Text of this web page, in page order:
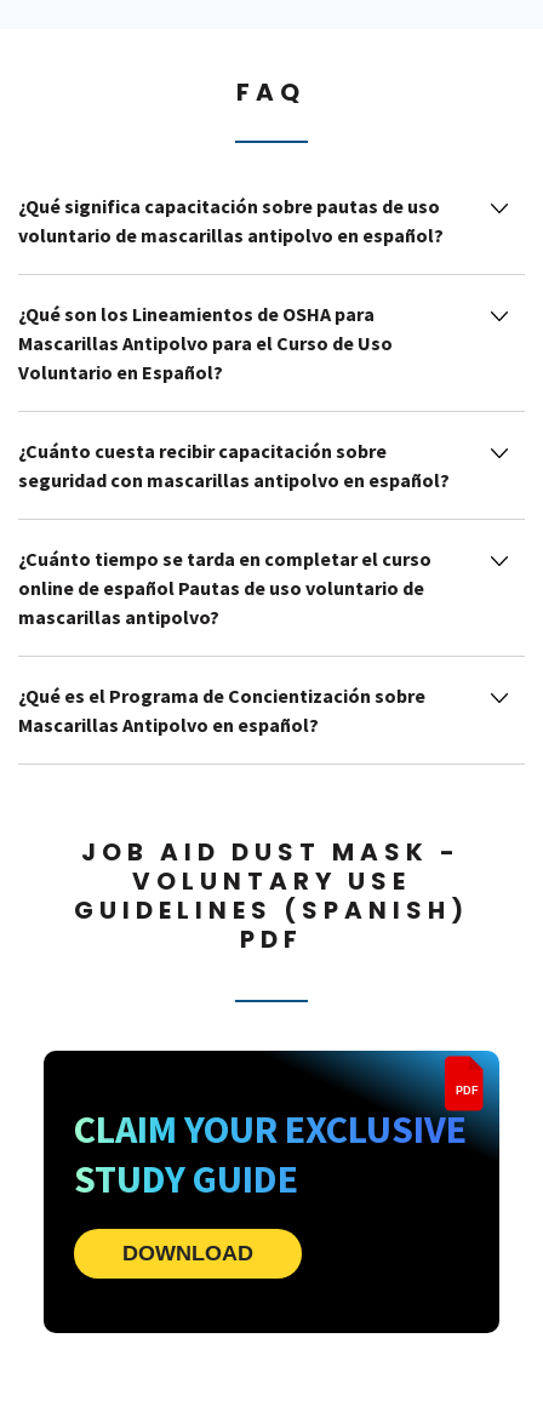
FAQ
¿Qué significa capacitación sobre pautas de uso
voluntario de mascarillas antipolvo en español?
¿Qué son los Lineamientos de OSHA para
Mascarillas Antipolvo para el Curso de Uso
Voluntario en Español?
¿Cuánto cuesta recibir capacitación sobre
seguridad con mascarillas antipolvo en español?
¿Cuánto tiempo se tarda en completar el curso
online de español Pautas de uso voluntario de
mascarillas antipolvo?
¿Qué es el Programa de Concientización sobre
Mascarillas Antipolvo en español?
JOB AID DUST MASK -
VOLUNTARY USE
GUIDELINES (SPANISH)
PDF
PDF
CLAIM YOUR EXCLUSIVE
STUDY GUIDE
DOWNLOAD